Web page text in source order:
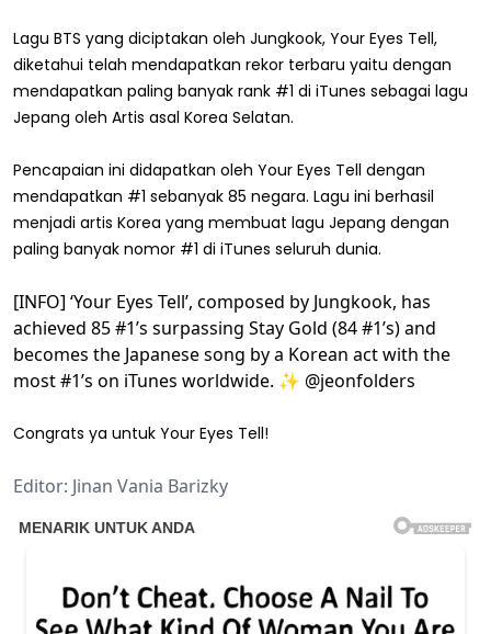
Lagu BTS yang diciptakan oleh Jungkook, Your Eyes Tell,
diketahui telah mendapatkan rekor terbaru yaitu dengan
mendapatkan paling banyak rank #1 di iTunes sebagai lagu
Jepang oleh Artis asal Korea Selatan.
Pencapaian ini didapatkan oleh Your Eyes Tell dengan
mendapatkan #1 sebanyak 85 negara. Lagu ini berhasil
menjadi artis Korea yang membuat lagu Jepang dengan
paling banyak nomor #1 di iTunes seluruh dunia.
[INFO] ‘Your Eyes Tell’, composed by Jungkook, has
achieved 85 #1’s surpassing Stay Gold (84 #1’s) and
becomes the Japanese song by a Korean act with the
most #1’s on iTunes worldwide. ✨ @jeonfolders
Congrats ya untuk Your Eyes Tell!
Editor: Jinan Vania Barizky